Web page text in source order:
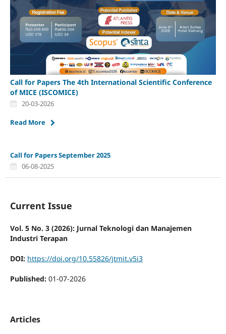
Call for Papers The 4th International Scientific Conference
of MICE (ISCOMICE)
20-03-2026
Read More
Call for Papers September 2025
06-08-2025
Current Issue
Vol. 5 No. 3 (2026): Jurnal Teknologi dan Manajemen
Industri Terapan
DOI: https://doi.org/10.55826/jtmit.v5i3
Published: 01-07-2026
Articles